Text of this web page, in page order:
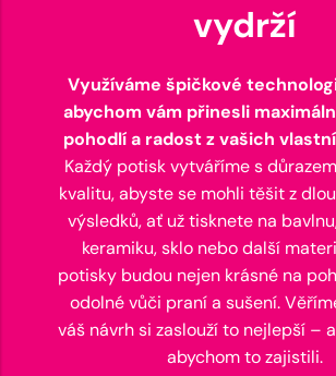
vydrží
Využíváme špičkové
abychom vám přinesli
pohodlí a radost z vašich
Každý potisk vytváříme s
kvalitu, abyste se mohli těšit z
výsledků, ať už tisknete na
keramiku, sklo nebo další
potisky budou nejen krásné na
odolné vůči praní a sušení.
váš návrh si zaslouží to nejlepší –
abychom to zajistili.